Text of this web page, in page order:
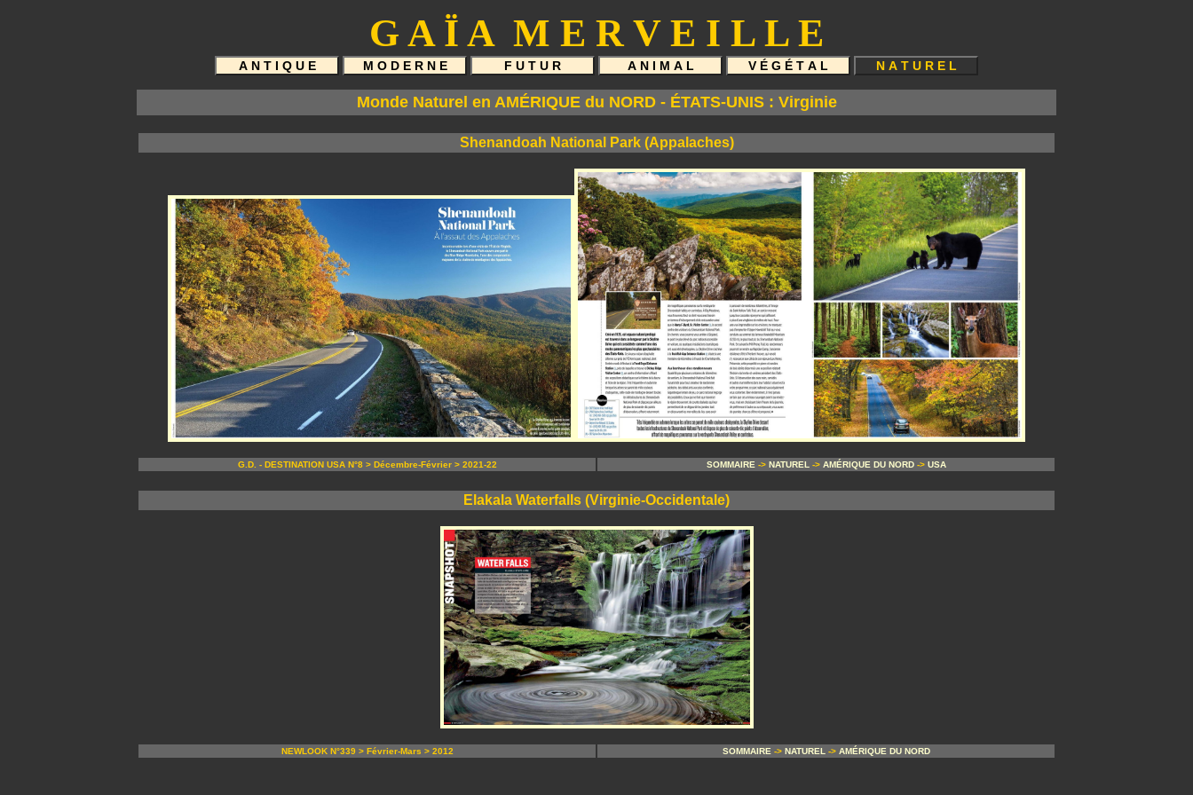
G A Ï A M E R V E I L L E
Monde Naturel en AMÉRIQUE du NORD - ÉTATS-UNIS : Virginie
Shenandoah National Park (Appalaches)
G.D. - DESTINATION USA N°8 > Décembre-Février > 2021-22 SOMMAIRE -> NATUREL -> AMÉRIQUE DU NORD-> USA
Elakala Waterfalls (Virginie-Occidentale)
NEWLOOK N°339 > Février-Mars > 2012 SOMMAIRE -> NATUREL -> AMÉRIQUE DU NORD